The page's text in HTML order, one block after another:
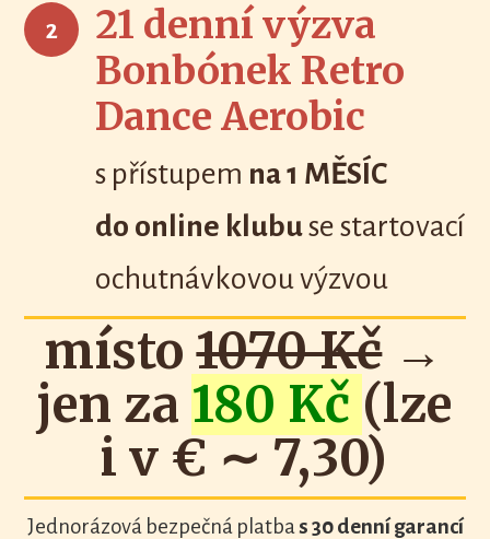
2
21 denní výzva
Bonbónek Retro
Dance Aerobic
s přístupem na 1 MĚSÍC
do online klubuse startovací
ochutnávkovou výzvou
místo1070 Kč→
jen za 180 Kč (lze
i v € ∼ 7,30)
Jednorázová bezpečná platbas 30 denní garancí